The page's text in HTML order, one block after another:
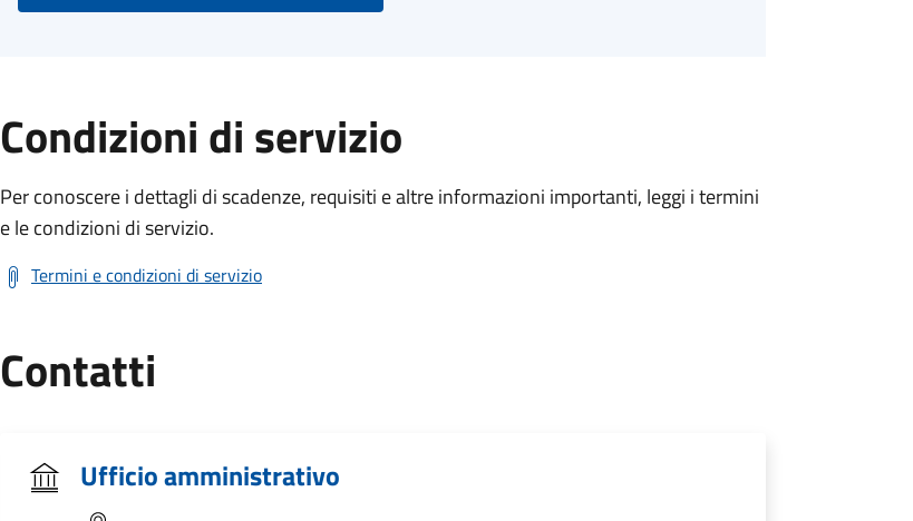
Condizioni di servizio
Per conoscere i dettagli di scadenze, requisiti e altre informazioni importanti, leggi i termini
e le condizioni di servizio.
Termini e condizioni di servizio
Contatti
Ufficio amministrativo